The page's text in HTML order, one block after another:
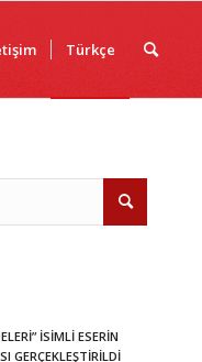
Türkçe
İSİMLİ ESERİN
GERÇEKLEŞTİRİLDİ